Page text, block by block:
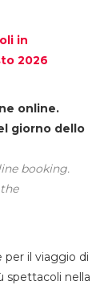
in
2026
online.
giorno dello
booking.
il viaggio di
spettacoli nella